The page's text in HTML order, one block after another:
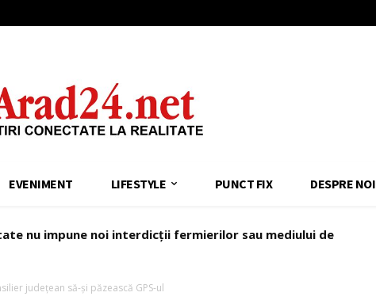
EVENIMENT LIFESTYLE PUNCT FIX DESPRE NOI
nu impune noi interdicții fermierilor sau mediului de
județean să-și păzească GPS-ul